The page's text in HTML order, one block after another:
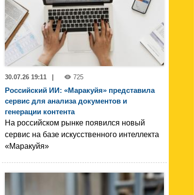
30.07.26 19:11 725
Российский ИИ: «Маракуйя» представила
сервис для анализа документов и
генерации контента
На российском рынке появился новый
сервис на базе искусственного интеллекта
«Маракуйя»